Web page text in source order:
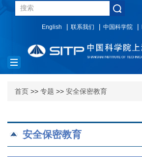
English 联系我们 中国科学院
Toggle
navigation
首页 >> 专题 >> 安全保密教育
安全保密教育